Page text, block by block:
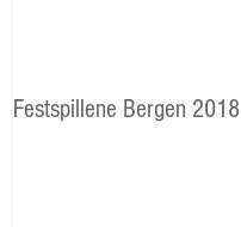
Festspillene Bergen 2018